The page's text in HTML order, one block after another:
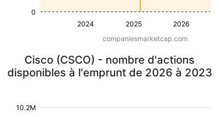
2024 2025 2026
0
companiesmarketcap.com
Cisco (CSCO) - nombre d'actions
disponibles à l'emprunt de 2026 à 2023
10.2M